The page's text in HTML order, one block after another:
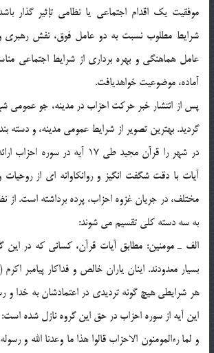
موفقیت یک اقدام اجتماعى یا نظامى تإثیر گذار
شرایط مطلوب نسبت به دو عامل فوق، نفش رهبرى
عامل هماهنگى و بهره بردارى از شرایط اجتماعى
آماده، موضوعیت خواهدیافت.
پس از انتشار خبر حرکت احزاب در مدینه، جو
گردید. بهترین تصویر از شرایط عمومى مدینه، و دسته
در شهر را قرآن مجید طى 17 آیه در
آیات با دقت شگفت انگیز و روانکاوانه اى از
مختلف، در جریان غزوه احزاب، پرده برداشته است. از
به سه دسته کلى تقسیم مى شوند:
الف ـ مومنین: مطابق آیات قرآن، کسانى که در این
بسیار معدودند. اینان یاران خالص و فداکار پیامبر
هر شرایطى هیچ گونه تردیدى در اعتمادشان به خدا و
این آیه از سوره احزاب در حق این گروه نازل شده است:
و لما رءالمومنون الاحزاب قالوا هذا ما وعدنا الله و